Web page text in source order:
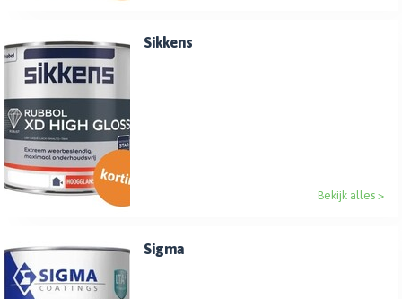
Sikkens
Bekijk alles >
Sigma